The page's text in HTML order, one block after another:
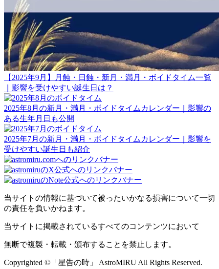
【2025年9月】月蝕・日蝕・新月・満月・ボイドタイム一覧
｜影響を受けやすい誕生日は？
2025年8月の新月・満月・ボイドタイムカレンダー｜影響の
ある生年月日も公開
2025年7月の新月・満月・ボイドタイムカレンダー｜影響を
受けやすい誕生日も紹介
当サイトの情報に基づいて被ったいかなる損害について一切
の責任を負いかねます。
当サイトに掲載されているすべてのコンテンツにおいて
無断で複製・転載・頒布することを禁止します。
Copyrighted ©「星告の時」 AstroMIRU All Rights Reserved.